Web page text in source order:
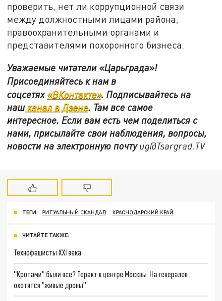
проверить, нет ли коррупционной связи
между должностными лицами района,
правоохранительными органами и
представителями похоронного бизнеса.
Уважаемые читатели «Царьграда»!
Присоединяйтесь к нам в
соцсетях«ВКонтакте». Подписывайтесь на
нашканал в Дзене. Там все самое
интересное. Если вам есть чем поделиться с
нами, присылайте свои наблюдения, вопросы,
новости на электронную почтуug@Tsargrad.TV
ТЕГИ: РИТУАЛЬНЫЙ СКАНДАЛ КРАСНОДАРСКИЙ КРАЙ
ЧИТАЙТЕ ТАКЖЕ:
Технофашисты XXI века
"Кротами" были все? Теракт в центре Москвы: На генералов
охотятся "живые дроны"